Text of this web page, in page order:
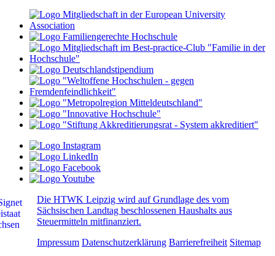
Die HTWK Leipzig wird auf Grundlage des vom
Sächsischen Landtag beschlossenen Haushalts aus
Steuermitteln mitfinanziert.
Impressum Datenschutzerklärung Barrierefreiheit Sitemap